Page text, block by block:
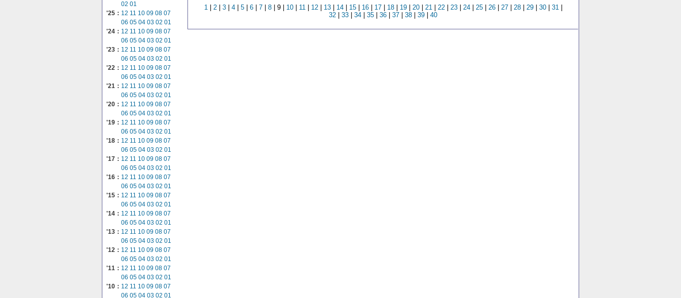
02 01
'25： 12 11 10 09 08 07
06 05 04 03 02 01
'24： 12 11 10 09 08 07
06 05 04 03 02 01
'23： 12 11 10 09 08 07
06 05 04 03 02 01
'22： 12 11 10 09 08 07
06 05 04 03 02 01
'21： 12 11 10 09 08 07
06 05 04 03 02 01
'20： 12 11 10 09 08 07
06 05 04 03 02 01
'19： 12 11 10 09 08 07
06 05 04 03 02 01
'18： 12 11 10 09 08 07
06 05 04 03 02 01
'17： 12 11 10 09 08 07
06 05 04 03 02 01
'16： 12 11 10 09 08 07
06 05 04 03 02 01
'15： 12 11 10 09 08 07
06 05 04 03 02 01
'14： 12 11 10 09 08 07
06 05 04 03 02 01
'13： 12 11 10 09 08 07
06 05 04 03 02 01
'12： 12 11 10 09 08 07
06 05 04 03 02 01
'11： 12 11 10 09 08 07
06 05 04 03 02 01
'10： 12 11 10 09 08 07
06 05 04 03 02 01
1 2| 3| 4| 5| 6| 7| 8| 9 | 10| 11 12| 13| 14| 15| 16| 17| 18| 19| 20| 21 22| 23| 24| 25| 26| 27| 28| 29| 30| 31
32
33 34 35 36 37 38 39 40